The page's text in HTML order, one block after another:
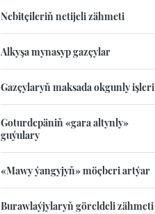
Nebitçileriň netijeli zähmeti
Alkyşa mynasyp gazçylar
Gazçylaryň maksada okgunly işleri
Goturdepäniň «gara altynly»
guýulary
«Mawy ýangyjyň» möçberi artýar
Burawlaýjylaryň göreldeli zähmeti